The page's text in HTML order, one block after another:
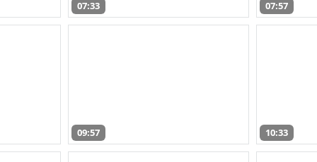
07:33 07:57
09:57 10:33